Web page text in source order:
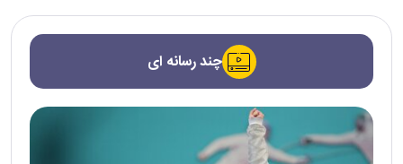
چند رسانه ای